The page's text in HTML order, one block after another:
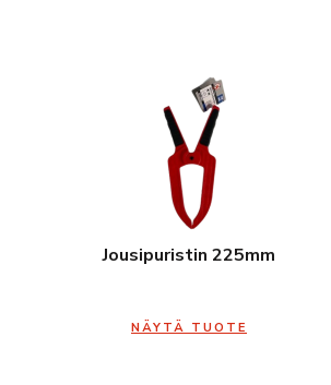
Jousipuristin 225mm
NÄYTÄ TUOTE